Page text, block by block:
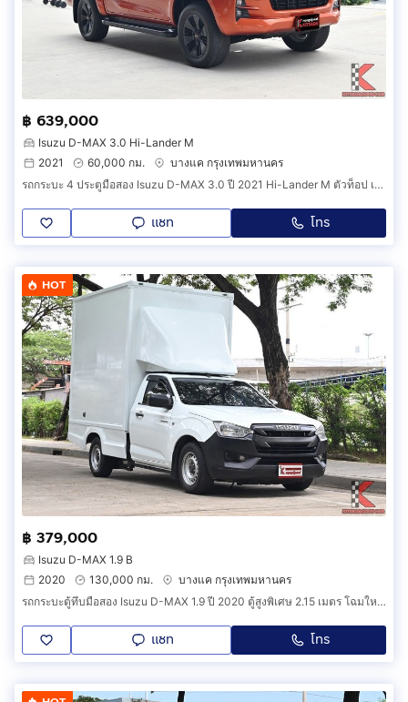
฿ 639,000
Isuzu D-MAX 3.0 Hi-Lander M
2021
60,000 กม.
บางแค กรุงเทพมหานคร
รถกระบะ 4 ประตูมือสอง Isuzu D-MAX 3.0 ปี 2021 Hi-Lander M ตัวท็อป เครื่อง 3.0 ออโต้ ไมล์แท้ 6X,XXX km. (รหัสสินค้า FCAF)
แชท โทร
HOT
฿ 379,000
Isuzu D-MAX 1.9 B
2020
130,000 กม.
บางแค กรุงเทพมหานคร
รถกระบะตู้ทึบมือสอง Isuzu D-MAX 1.9 ปี 2020 ตู้สูงพิเศษ 2.15 เมตร โฉมใหม่ ไมล์แท้ 13X,XXX km. (รหัสสินค้า DDHC)
แชท โทร